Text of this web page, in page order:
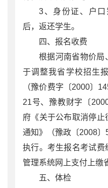
3、身份证、户
后，返还学生。
四、报名收费
根据河南省物价局
于调整我省学校招生
（豫价费字〔2000〕
21号、豫教财字〔
府《关于公布取消停
通知》（豫政〔2008
执行。考生报名考试
管理系统网上支付上缴
五、体检